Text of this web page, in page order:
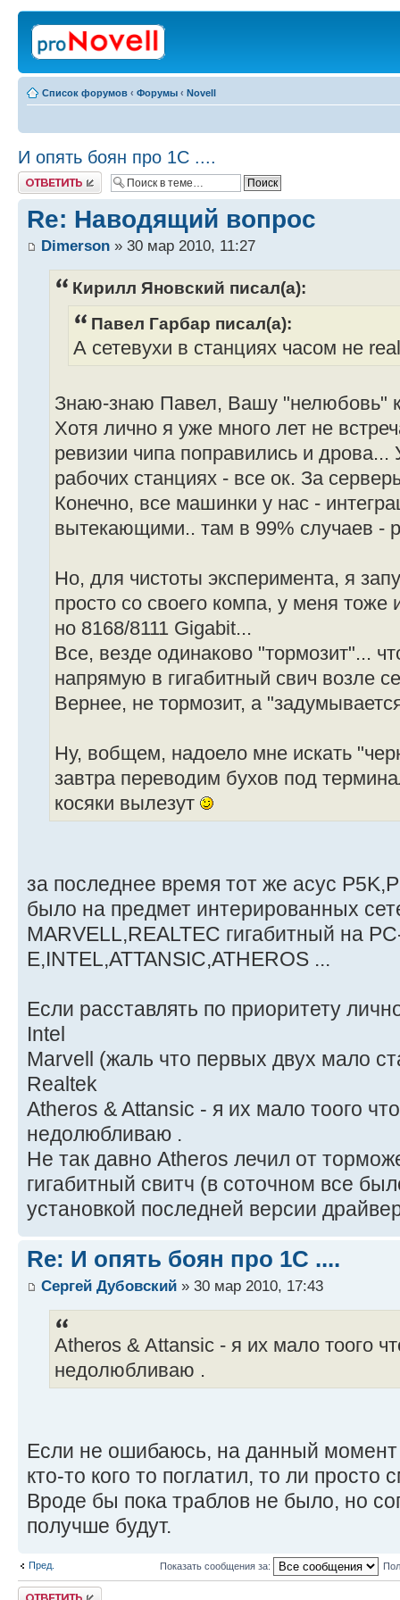
Список форумов ‹ Форумы ‹ Novell
И опять боян про 1С ....
Ответить
Re: Наводящий вопрос
Dimerson » 30 мар 2010, 11:27
Кирилл Яновский писал(а):
Павел Гарбар писал(а):
А сетевухи в станциях часом не
Знаю-знаю Павел, Вашу "нелюбовь"
Хотя лично я уже много лет не
ревизии чипа поправились и
рабочих станциях - все ок. За
Конечно, все машинки у нас -
вытекающими.. там в 99% случаев -
Но, для чистоты эксперимента, я
просто со своего компа, у меня тоже
но 8168/8111 Gigabit...
Все, везде одинаково "тормозит"...
напрямую в гигабитный свич возле
Вернее, не тормозит, а
Ну, вобщем, надоело мне искать
завтра переводим бухов под
косяки вылезут
за последнее время тот же асус
было на предмет интерированных
MARVELL,REALTEC гигабитный на
E,INTEL,ATTANSIC,ATHEROS ...
Если расставлять по приоритету
Intel
Marvell (жаль что первых двух мало
Realtek
Atheros & Attansic - я их мало тоого
недолюбливаю .
Не так давно Atheros лечил от
гигабитный свитч (в соточном все
установкой последней версии
Re: И опять боян про 1С ....
Сергей Дубовский » 30 мар 2010, 17:43
Atheros & Attansic - я их мало тоого
недолюбливаю .
Если не ошибаюсь, на данный момент
кто-то кого то поглатил, то ли просто
Вроде бы пока траблов не было, но
получше будут.
Пред. Показать сообщения за:
Ответить